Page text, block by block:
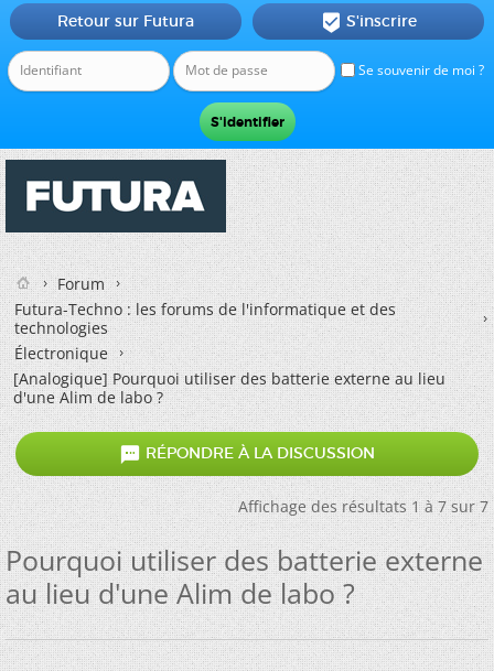
Se souvenir de moi ?
Retour sur Futura  S'inscrire
Forum
Futura-Techno : les forums de l'informatique et des
technologies
Électronique
[Analogique] Pourquoi utiliser des batterie externe au lieu
d'une Alim de labo ?
 RÉPONDRE À LA DISCUSSION
Affichage des résultats 1 à 7 sur 7
Pourquoi utiliser des batterie externe
au lieu d'une Alim de labo ?